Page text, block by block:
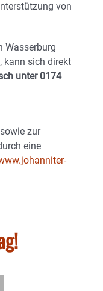
von
Wasserburg
kann sich direkt
unter 0174
zur
eine